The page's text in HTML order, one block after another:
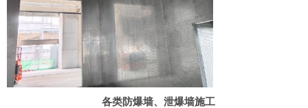
各类防爆墙、泄爆墙施工